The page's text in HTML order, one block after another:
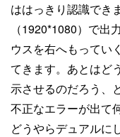
ははっきり認識でき
（1920*1080）で
ウスを右へもってい
てきます。あとはど
示させるのだろう、
不正なエラーが出て
どうやらデュアルに